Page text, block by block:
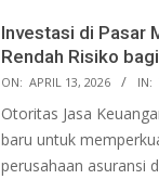
Investasi di Pasar
Rendah Risiko
ON: APRIL 13, 2026 IN:
Otoritas Jasa
baru untuk
perusahaan asuransi